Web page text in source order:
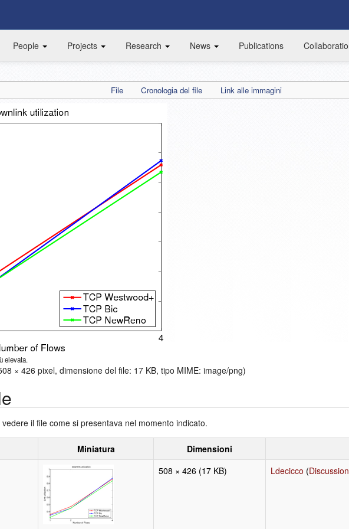
People Projects Research News Publications
File Cronologia del file Link alle immagini
elevata.
× 426 pixel, dimensione del file: 17 KB, tipo MIME: image/png)
il file come si presentava nel momento indicato.
Miniatura Dimensioni
508 × 426 (17 KB) Ldecicco (